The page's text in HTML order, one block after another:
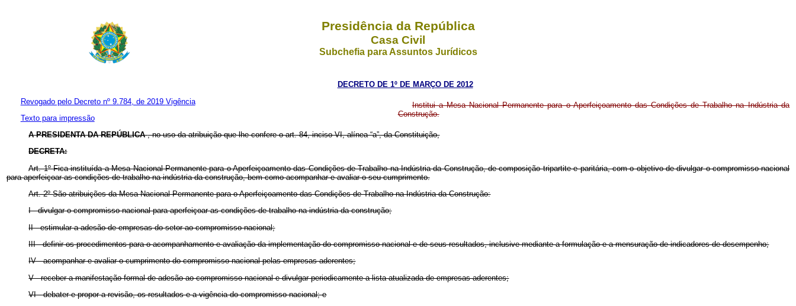
Presidência da República
Casa Civil
Subchefia para Assuntos Jurídicos
DECRETO DE 1º DE MARÇO DE 2012
Revogado pelo Decreto nº 9.784, de 2019 Vigência
Texto para impressão
Institui a Mesa Nacional Permanente para o Aperfeiçoamento das Condições de Trabalho na Indústria da
Construção.
A PRESIDENTA DA REPÚBLICA, no uso da atribuição que lhe confere o art. 84, inciso VI, alínea “a”, da Constituição,
DECRETA:
Art. 1º Fica instituída a Mesa Nacional Permanente para o Aperfeiçoamento das Condições de Trabalho na Indústria da Construção, de composição tripartite e paritária, com o objetivo de divulgar o compromisso nacional
para aperfeiçoar as condições de trabalho na indústria da construção, bem como acompanhar e avaliar o seu cumprimento.
Art. 2º São atribuições da Mesa Nacional Permanente para o Aperfeiçoamento das Condições de Trabalho na Indústria da Construção:
I - divulgar o compromisso nacional para aperfeiçoar as condições de trabalho na indústria da construção;
II - estimular a adesão de empresas do setor ao compromisso nacional;
III - definir os procedimentos para o acompanhamento e avaliação da implementação do compromisso nacional e de seus resultados, inclusive mediante a formulação e a mensuração de indicadores de desempenho;
IV - acompanhar e avaliar o cumprimento do compromisso nacional pelas empresas aderentes;
V - receber a manifestação formal de adesão ao compromisso nacional e divulgar periodicamente a lista atualizada de empresas aderentes;
VI - debater e propor a revisão, os resultados e a vigência do compromisso nacional; e